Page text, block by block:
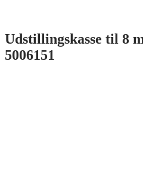
Udstillingskasse til 8
5006151